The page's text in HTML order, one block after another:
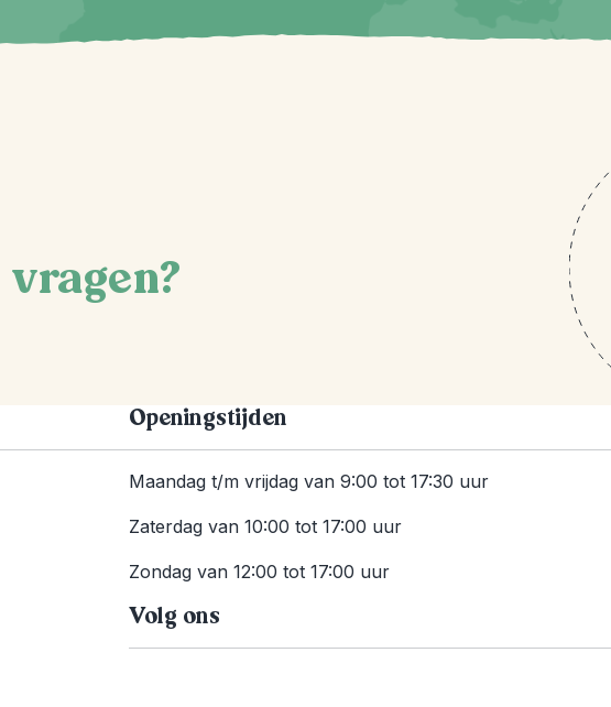
Openingstijden
Maandag t/m vrijdag van 9:00 tot 17:30 uur
Zaterdag van 10:00 tot 17:00 uur
Zondag van 12:00 tot 17:00 uur
Volg ons